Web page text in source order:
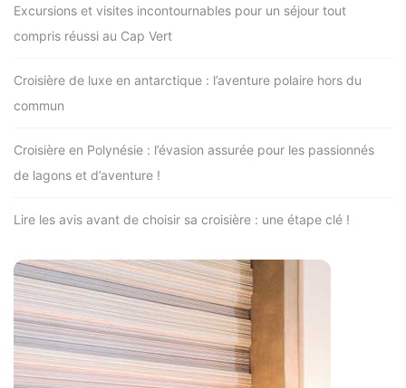
Excursions et visites incontournables pour un séjour tout
compris réussi au Cap Vert
Croisière de luxe en antarctique : l’aventure polaire hors du
commun
Croisière en Polynésie : l’évasion assurée pour les passionnés
de lagons et d’aventure !
Lire les avis avant de choisir sa croisière : une étape clé !